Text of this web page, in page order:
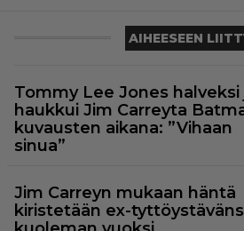
AIHEESEEN
Tommy Lee Jones halveksi
haukkui Jim Carreyta
kuvausten aikana: ”Vihaan
sinua”
Jim Carreyn mukaan häntä
kiristetään ex-